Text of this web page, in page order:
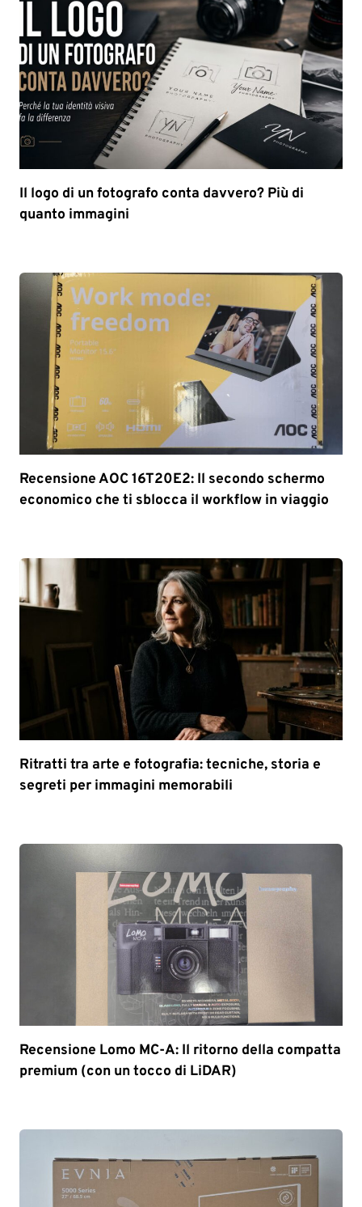
Il logo di un fotografo conta davvero? Più di
quanto immagini
Recensione AOC 16T20E2: Il secondo schermo
economico che ti sblocca il workflow in viaggio
Ritratti tra arte e fotografia: tecniche, storia e
segreti per immagini memorabili
Recensione Lomo MC-A: Il ritorno della compatta
premium (con un tocco di LiDAR)